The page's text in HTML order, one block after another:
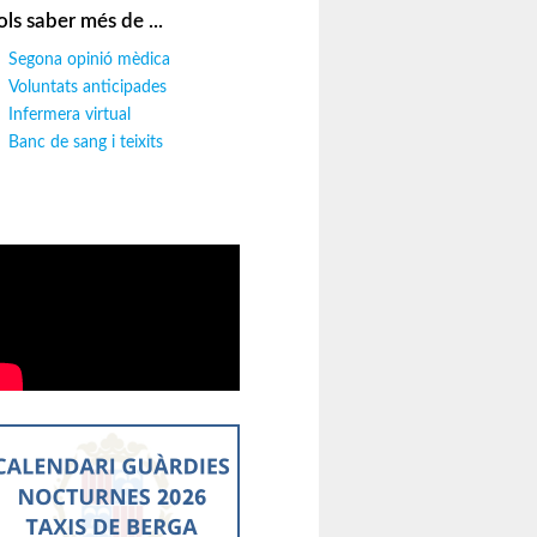
saber més de ...
Segona opinió mèdica
Voluntats anticipades
Infermera virtual
Banc de sang i teixits